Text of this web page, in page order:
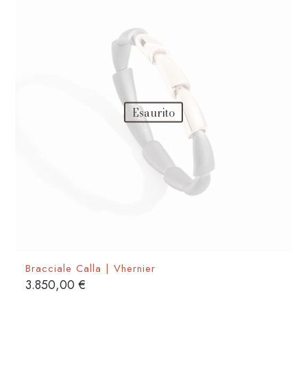
Esaurito
Bracciale Calla | Vhernier
3.850,00€